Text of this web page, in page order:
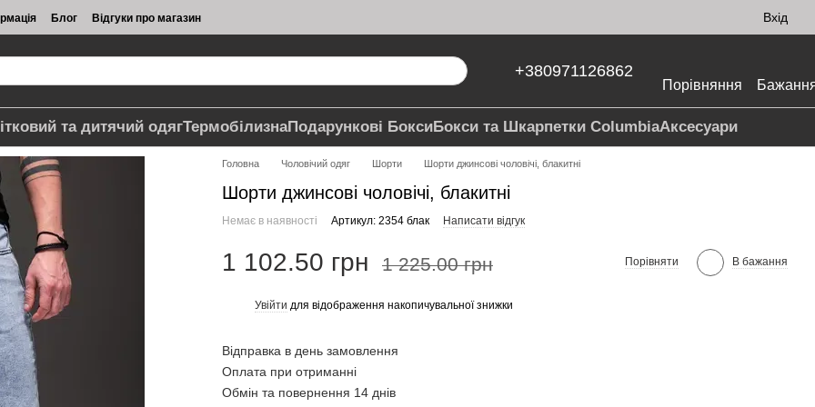
Блог Відгуки про магазин Вхід
+380971126862
Порівняння
та дитячий одягТермобілизнаПодарункові БоксиБокси та Шкарпетки ColumbiaАксесуари
Головна Чоловічий одяг Шорти Шорти джинсові чоловічі, блакитні
Шорти джинсові чоловічі, блакитні
Немає в наявності Артикул: 2354 блак Написати відгук
1 102.50 грн 1 225.00 грн Порівняти В бажання
Увійти для відображення накопичувальної знижки
Відправка в день замовлення
Оплата при отриманні
Обмін та повернення 14 днів